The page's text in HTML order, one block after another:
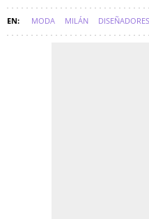
MODA MILÁN DISEÑADORES